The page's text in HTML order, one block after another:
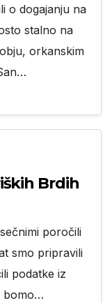
o dogajanju na
stalno na
orkanskim
Brdih
poročili
smo pripravili
podatke iz
bomo…